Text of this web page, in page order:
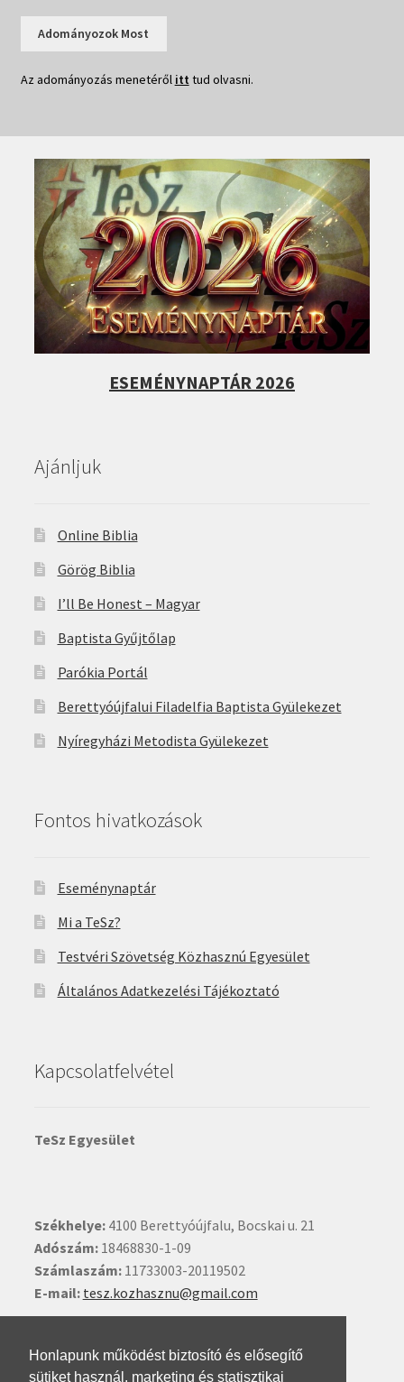
Honlapunk működést biztosító és elősegítő
sütiket használ, marketing és statisztikai
Adományozok Most
Az adományozás menetéről itt tud olvasni.
ESEMÉNYNAPTÁR 2026
Ajánljuk
Online Biblia
Görög Biblia
I’ll Be Honest – Magyar
Baptista Gyűjtőlap
Parókia Portál
Berettyóújfalui Filadelfia Baptista Gyülekezet
Nyíregyházi Metodista Gyülekezet
Fontos hivatkozások
Eseménynaptár
Mi a TeSz?
Testvéri Szövetség Közhasznú Egyesület
Általános Adatkezelési Tájékoztató
Kapcsolatfelvétel
TeSz Egyesület
Székhelye:4100 Berettyóújfalu, Bocskai u. 21
Adószám:18468830-1-09
Számlaszám:11733003-20119502
E-mail: tesz.kozhasznu@gmail.com